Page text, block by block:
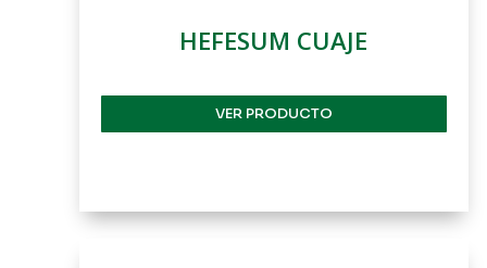
HEFESUM CUAJE
VER PRODUCTO